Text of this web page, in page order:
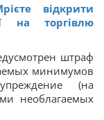
відкрити
на торгівлю
штраф
минимумов
(на
необлагаемых